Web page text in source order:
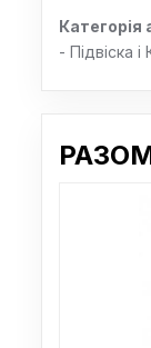
Категорія
- Підвіска